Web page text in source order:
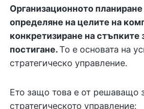
Организационното
определяне на целите на
конкретизиране на стъпките
постигане.То е основата на
стратегическо управление.
Ето защо това е от решаващо
стратегическото управление: